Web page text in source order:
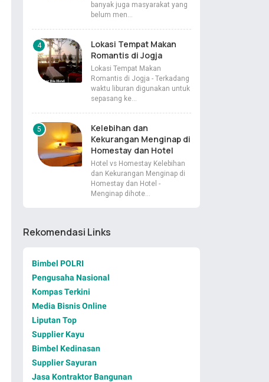
banyak juga masyarakat yang
belum men…
Lokasi Tempat Makan
Romantis di Jogja
Lokasi Tempat Makan
Romantis di Jogja - Terkadang
waktu liburan digunakan untuk
sepasang ke…
Kelebihan dan
Kekurangan Menginap di
Homestay dan Hotel
Hotel vs Homestay Kelebihan
dan Kekurangan Menginap di
Homestay dan Hotel -
Menginap dihote…
Rekomendasi Links
Bimbel POLRI
Pengusaha Nasional
Kompas Terkini
Media Bisnis Online
Liputan Top
Supplier Kayu
Bimbel Kedinasan
Supplier Sayuran
Jasa Kontraktor Bangunan